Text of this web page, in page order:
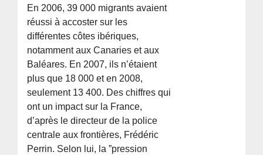
En 2006, 39 000 migrants avaient
réussi à accoster sur les
différentes côtes ibériques,
notamment aux Canaries et aux
Baléares. En 2007, ils n’étaient
plus que 18 000 et en 2008,
seulement 13 400. Des chiffres qui
ont un impact sur la France,
d’après le directeur de la police
centrale aux frontières, Frédéric
Perrin. Selon lui, la ”pression